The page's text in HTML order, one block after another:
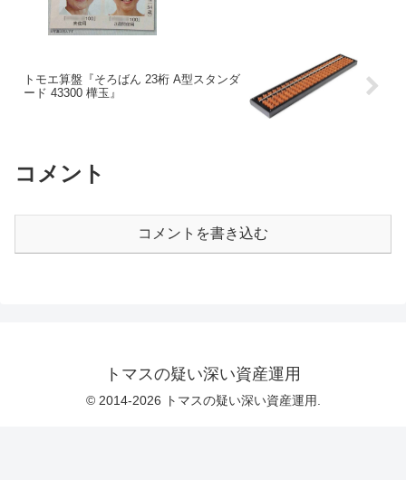
トモエ算盤『そろばん 23桁 A型スタンダ
ード 43300 樺玉』
コメント
コメントを書き込む
トマスの疑い深い資産運用
© 2014-2026 トマスの疑い深い資産運用.